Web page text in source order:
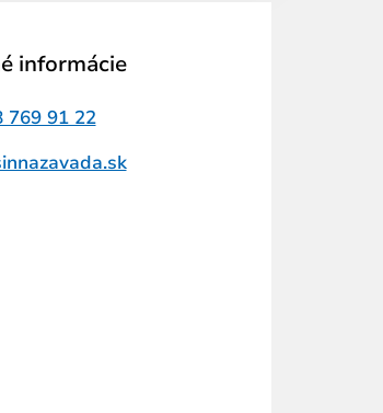
informácie
769 91 22